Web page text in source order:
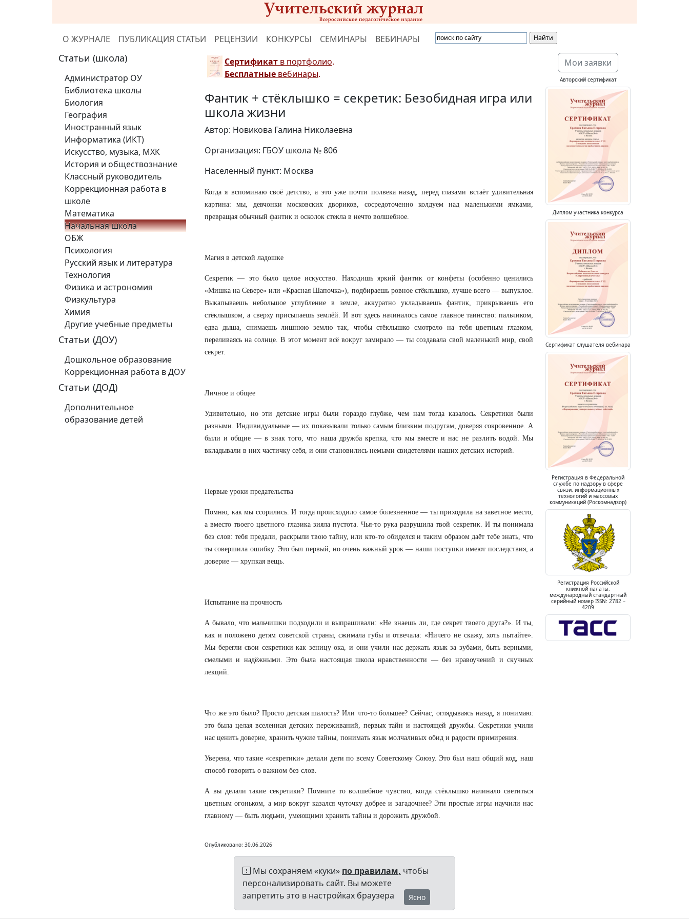
О ЖУРНАЛЕ ПУБЛИКАЦИЯ СТАТЬИ РЕЦЕНЗИИ КОНКУРСЫ СЕМИНАРЫ ВЕБИНАРЫ
Статьи (школа)
Администратор ОУ
Библиотека школы
Биология
География
Иностранный язык
Информатика (ИКТ)
Искусство, музыка, МХК
История и обществознание
Классный руководитель
Коррекционная работа в
школе
Математика
Начальная школа
ОБЖ
Психология
Русский язык и литература
Технология
Физика и астрономия
Физкультура
Химия
Другие учебные предметы
Статьи (ДОУ)
Дошкольное образование
Коррекционная работа в ДОУ
Статьи (ДОД)
Дополнительное
образование детей
Сертификат в портфолио.
Бесплатные вебинары.
Фантик + стёклышко = секретик: Безобидная игра или
школа жизни
Автор: Новикова Галина Николаевна
Организация: ГБОУ школа № 806
Населенный пункт: Москва
Когда я вспоминаю своё детство, а это уже почти полвека назад, перед глазами встаёт удивительная
картина: мы, девчонки московских двориков, сосредоточенно колдуем над маленькими ямками,
превращая обычный фантик и осколок стекла в нечто волшебное.
Магия в детской ладошке
Секретик — это было целое искусство. Находишь яркий фантик от конфеты (особенно ценились
«Мишка на Севере» или «Красная Шапочка»), подбираешь ровное стёклышко, лучше всего — выпуклое.
Выкапываешь небольшое углубление в земле, аккуратно укладываешь фантик, прикрываешь его
стёклышком, а сверху присыпаешь землёй. И вот здесь начиналось самое главное таинство: пальчиком,
едва дыша, снимаешь лишнюю землю так, чтобы стёклышко смотрело на тебя цветным глазком,
переливаясь на солнце. В этот момент всё вокруг замирало — ты создавала свой маленький мир, свой
секрет.
Личное и общее
Удивительно, но эти детские игры были гораздо глубже, чем нам тогда казалось. Секретики были
разными. Индивидуальные — их показывали только самым близким подругам, доверяя сокровенное. А
были и общие — в знак того, что наша дружба крепка, что мы вместе и нас не разлить водой. Мы
вкладывали в них частичку себя, и они становились немыми свидетелями наших детских историй.
Первые уроки предательства
Помню, как мы ссорились. И тогда происходило самое болезненное — ты приходила на заветное место,
а вместо твоего цветного глазика зияла пустота. Чья-то рука разрушила твой секретик. И ты понимала
без слов: тебя предали, раскрыли твою тайну, или кто-то обиделся и таким образом даёт тебе знать, что
ты совершила ошибку. Это был первый, но очень важный урок — наши поступки имеют последствия, а
доверие — хрупкая вещь.
Испытание на прочность
А бывало, что мальчишки подходили и выпрашивали: «Не знаешь ли, где секрет твоего друга?». И ты,
как и положено детям советской страны, сжимала губы и отвечала: «Ничего не скажу, хоть пытайте».
Мы берегли свои секретики как зеницу ока, и они учили нас держать язык за зубами, быть верными,
смелыми и надёжными. Это была настоящая школа нравственности — без нравоучений и скучных
лекций.
Что же это было? Просто детская шалость? Или что-то большее? Сейчас, оглядываясь назад, я понимаю:
это была целая вселенная детских переживаний, первых тайн и настоящей дружбы. Секретики учили
нас ценить доверие, хранить чужие тайны, понимать язык молчаливых обид и радости примирения.
Уверена, что такие «секретики» делали дети по всему Советскому Союзу. Это был наш общий код, наш
способ говорить о важном без слов.
А вы делали такие секретики? Помните то волшебное чувство, когда стёклышко начинало светиться
цветным огоньком, а мир вокруг казался чуточку добрее и загадочнее? Эти простые игры научили нас
главному — быть людьми, умеющими хранить тайны и дорожить дружбой.
Опубликовано: 30.06.2026
Мои заявки
Авторский сертификат
Диплом участника конкурса
Сертификат слушателя вебинара
Регистрация в Федеральной
службе по надзору в сфере
связи, информационных
технологий и массовых
коммуникаций (Роскомнадзор)
Регистрация Российской
книжной палаты,
международный стандартный
серийный номер ISSN: 2782 –
4209
Мы сохраняем «куки» по правилам, чтобы
персонализировать сайт. Вы можете
запретить это в настройках браузера
Ясно